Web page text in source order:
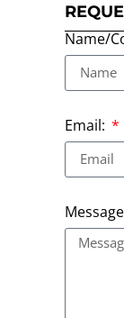
Name/
Email: